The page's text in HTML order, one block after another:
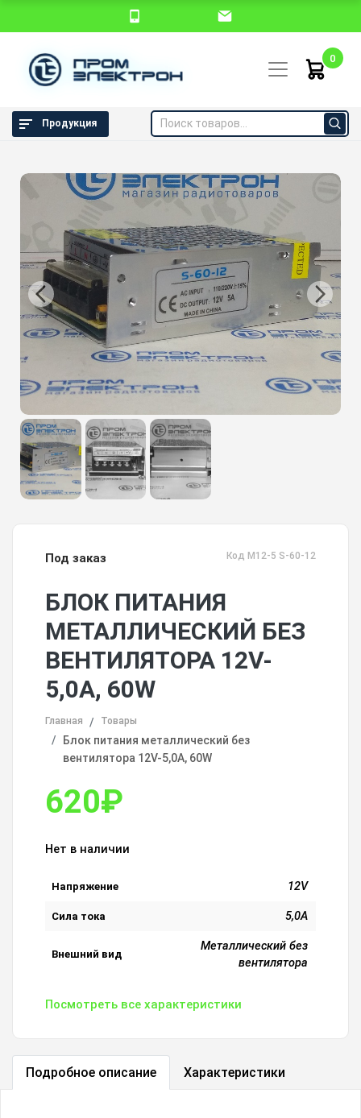
0
Продукция
Под заказ Код М12-5 S-60-12
БЛОК ПИТАНИЯ
МЕТАЛЛИЧЕСКИЙ БЕЗ
ВЕНТИЛЯТОРА 12V-
5,0A, 60W
Главная Товары
Блок питания металлический без
вентилятора 12V-5,0A, 60W
620₽
Нет в наличии
Напряжение 12V
Сила тока 5,0A
Внешний вид
Металлический без
вентилятора
Посмотреть все характеристики
Подробное описание Характеристики